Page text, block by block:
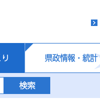
県政情報・統計